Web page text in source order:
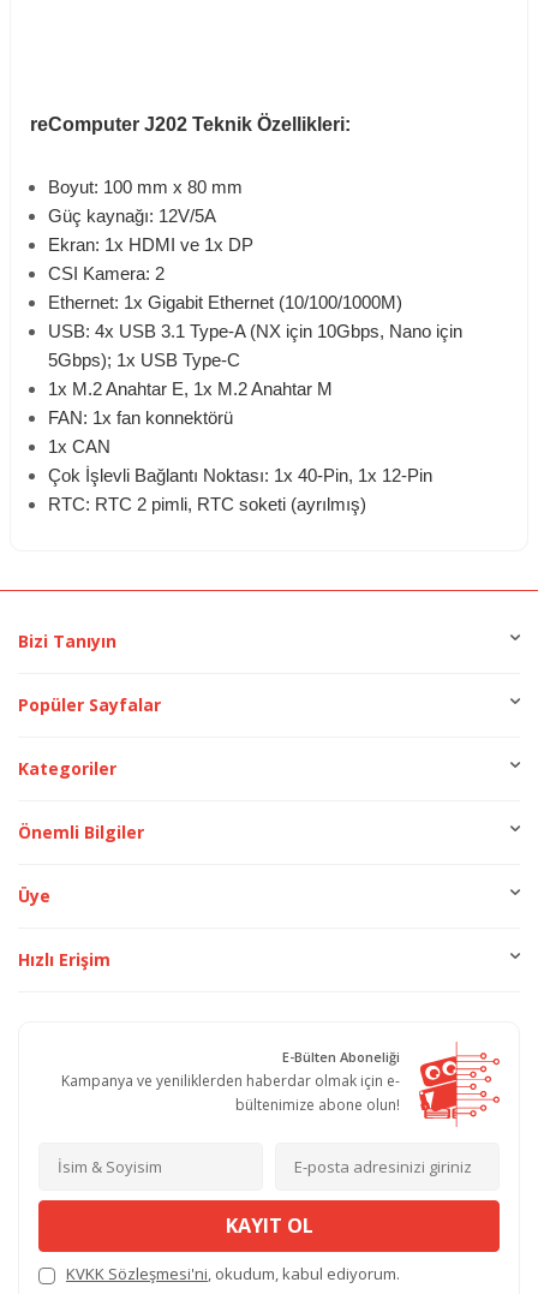
reComputer J202 Teknik Özellikleri:
Boyut: 100 mm x 80 mm
Güç kaynağı: 12V/5A
Ekran: 1x HDMI ve 1x DP
CSI Kamera: 2
Ethernet: 1x Gigabit Ethernet (10/100/1000M)
USB: 4x USB 3.1 Type-A (NX için 10Gbps, Nano için
5Gbps); 1x USB Type-C
1x M.2 Anahtar E, 1x M.2 Anahtar M
FAN: 1x fan konnektörü
1x CAN
Çok İşlevli Bağlantı Noktası: 1x 40-Pin, 1x 12-Pin
RTC: RTC 2 pimli, RTC soketi (ayrılmış)
Bizi Tanıyın
Popüler Sayfalar
Kategoriler
Önemli Bilgiler
Üye
Hızlı Erişim
E-Bülten Aboneliği
Kampanya ve yeniliklerden haberdar olmak için e-
bültenimize abone olun!
KAYIT OL
KVKK Sözleşmesi'ni, okudum, kabul ediyorum.